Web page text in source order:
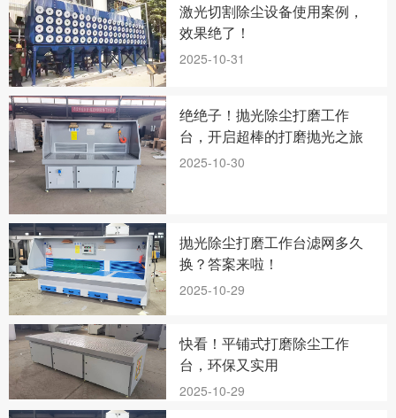
激光切割除尘设备使用案例，
效果绝了！
2025-10-31
绝绝子！抛光除尘打磨工作
台，开启超棒的打磨抛光之旅
2025-10-30
抛光除尘打磨工作台滤网多久
换？答案来啦！
2025-10-29
快看！平铺式打磨除尘工作
台，环保又实用
2025-10-29